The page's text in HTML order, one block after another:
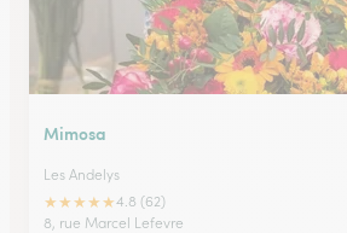
Mimosa
Les Andelys
★★★★★4.8 (62)
8, rue Marcel Lefevre